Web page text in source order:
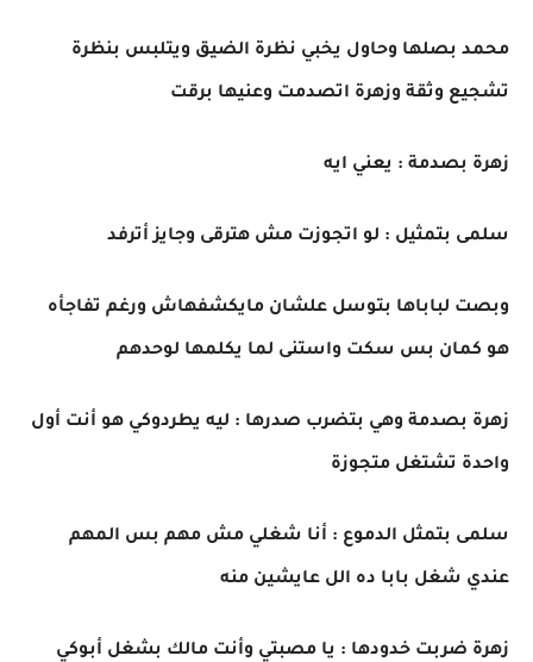
محمد بصلها وحاول يخبي نظرة الضيق ويتلبس بنظرة
تشجيع وثقة وزهرة اتصدمت وعنيها برقت
زهرة بصدمة : يعني ايه
سلمى بتمثيل : لو اتجوزت مش هترقى وجايز أترفد
وبصت لباباها بتوسل علشان مايكشفهاش ورغم تفاجأه
هو كمان بس سكت واستنى لما يكلمها لوحدهم
زهرة بصدمة وهي بتضرب صدرها : ليه يطردوكي هو أنت أول
واحدة تشتغل متجوزة
سلمى بتمثل الدموع : أنا شغلي مش مهم بس المهم
عندي شغل بابا ده الل عايشين منه
زهرة ضربت خدودها : يا مصبتي وأنت مالك بشغل أبوكي